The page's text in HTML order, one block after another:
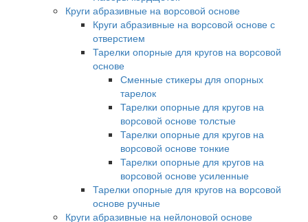
Круги абразивные на ворсовой основе
Круги абразивные на ворсовой основе с
отверстием
Тарелки опорные для кругов на ворсовой
основе
Сменные стикеры для опорных
тарелок
Тарелки опорные для кругов на
ворсовой основе толстые
Тарелки опорные для кругов на
ворсовой основе тонкие
Тарелки опорные для кругов на
ворсовой основе усиленные
Тарелки опорные для кругов на ворсовой
основе ручные
Круги абразивные на нейлоновой основе